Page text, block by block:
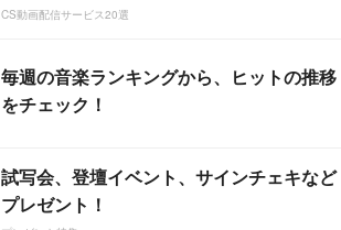
CS動画配信サービス20選
毎週の音楽ランキングから、ヒットの推移
をチェック！
試写会、登壇イベント、サインチェキなど
プレゼント！